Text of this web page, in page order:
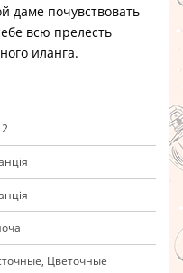
почувствовать
всю прелесть
иланга.
Цветочные